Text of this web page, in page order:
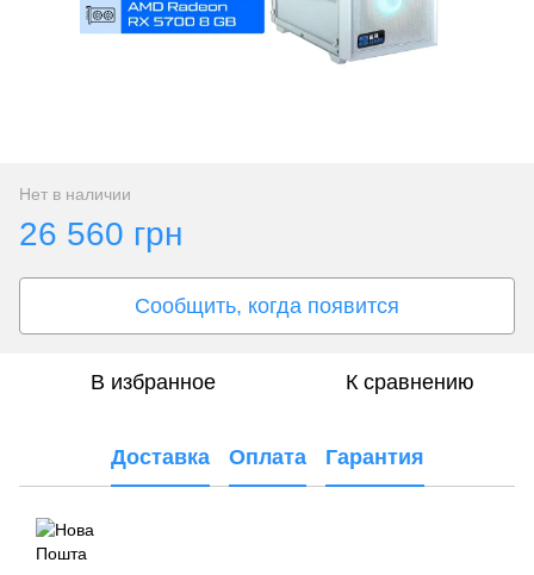
Нет в наличии
26 560 грн
Сообщить, когда появится
В избранное К сравнению
Доставка Оплата Гарантия